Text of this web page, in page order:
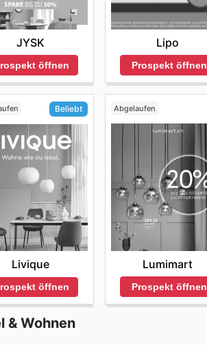
JYSK
öffnen
Lipo
Prospekt öffnen
Beliebt
Livique
öffnen
Abgelaufen
Lumimart
Prospekt öffnen
& Wohnen